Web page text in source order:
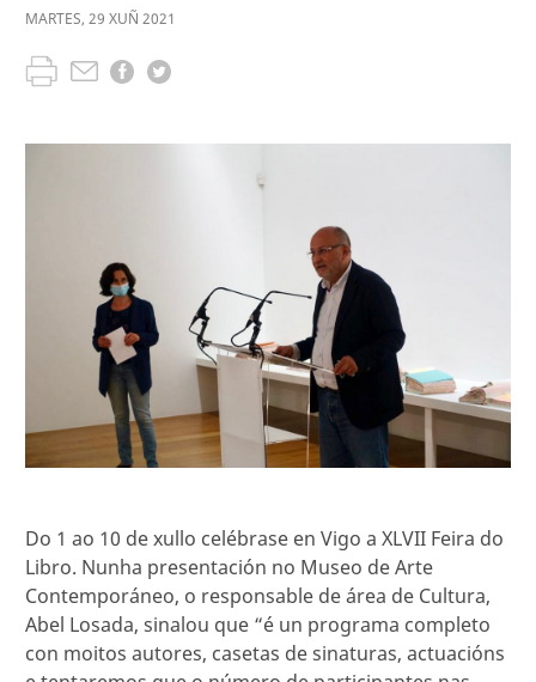
MARTES, 29 XUÑ 2021
Do 1 ao 10 de xullo celébrase en Vigo a XLVII Feira do
Libro. Nunha presentación no Museo de Arte
Contemporáneo, o responsable de área de Cultura,
Abel Losada, sinalou que “é un programa completo
con moitos autores, casetas de sinaturas, actuacións